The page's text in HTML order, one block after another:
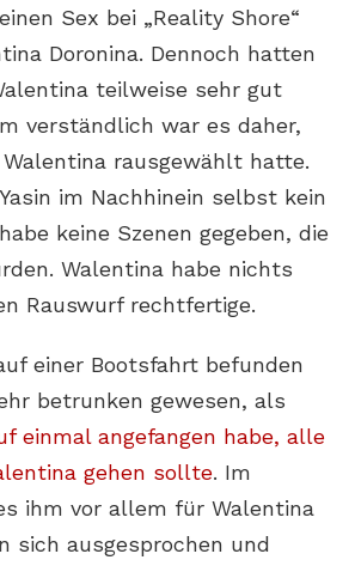
Sex bei „Reality Shore“
Doronina. Dennoch hatten
teilweise sehr gut
verständlich war es daher,
Walentina rausgewählt hatte.
im Nachhinein selbst kein
keine Szenen gegeben, die
Walentina habe nichts
Rauswurf rechtfertige.
einer Bootsfahrt befunden
betrunken gewesen, als
einmal angefangen habe, alle
gehen sollte. Im
ihm vor allem für Walentina
sich ausgesprochen und